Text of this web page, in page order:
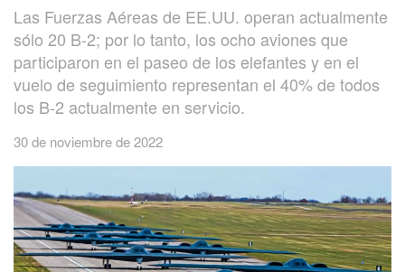
Las Fuerzas Aéreas de EE.UU. operan actualmente
sólo 20 B-2; por lo tanto, los ocho aviones que
participaron en el paseo de los elefantes y en el
vuelo de seguimiento representan el 40% de todos
los B-2 actualmente en servicio.
30 de noviembre de 2022